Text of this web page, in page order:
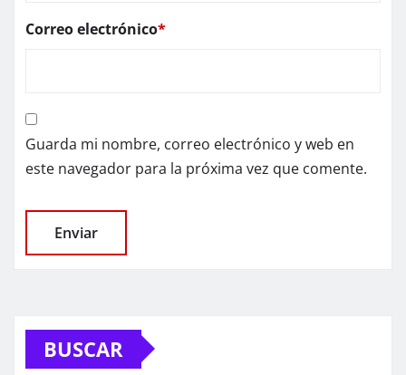
Correo electrónico*
Guarda mi nombre, correo electrónico y web en
este navegador para la próxima vez que comente.
BUSCAR